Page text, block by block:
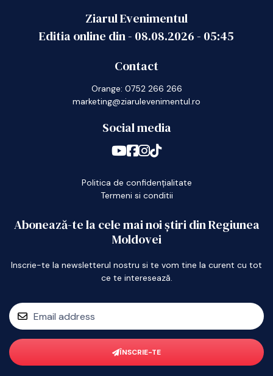
Ziarul Evenimentul
Editia online din - 08.08.2026- 05:45
Contact
Orange: 0752 266 266
marketing@ziarulevenimentul.ro
Social media
Politica de confidențialitate
Termeni si conditii
Abonează-te la cele mai noi știri din Regiunea
Moldovei
Inscrie-te la newsletterul nostru si te vom tine la curent cu tot
ce te interesează.
ÎNSCRIE-TE